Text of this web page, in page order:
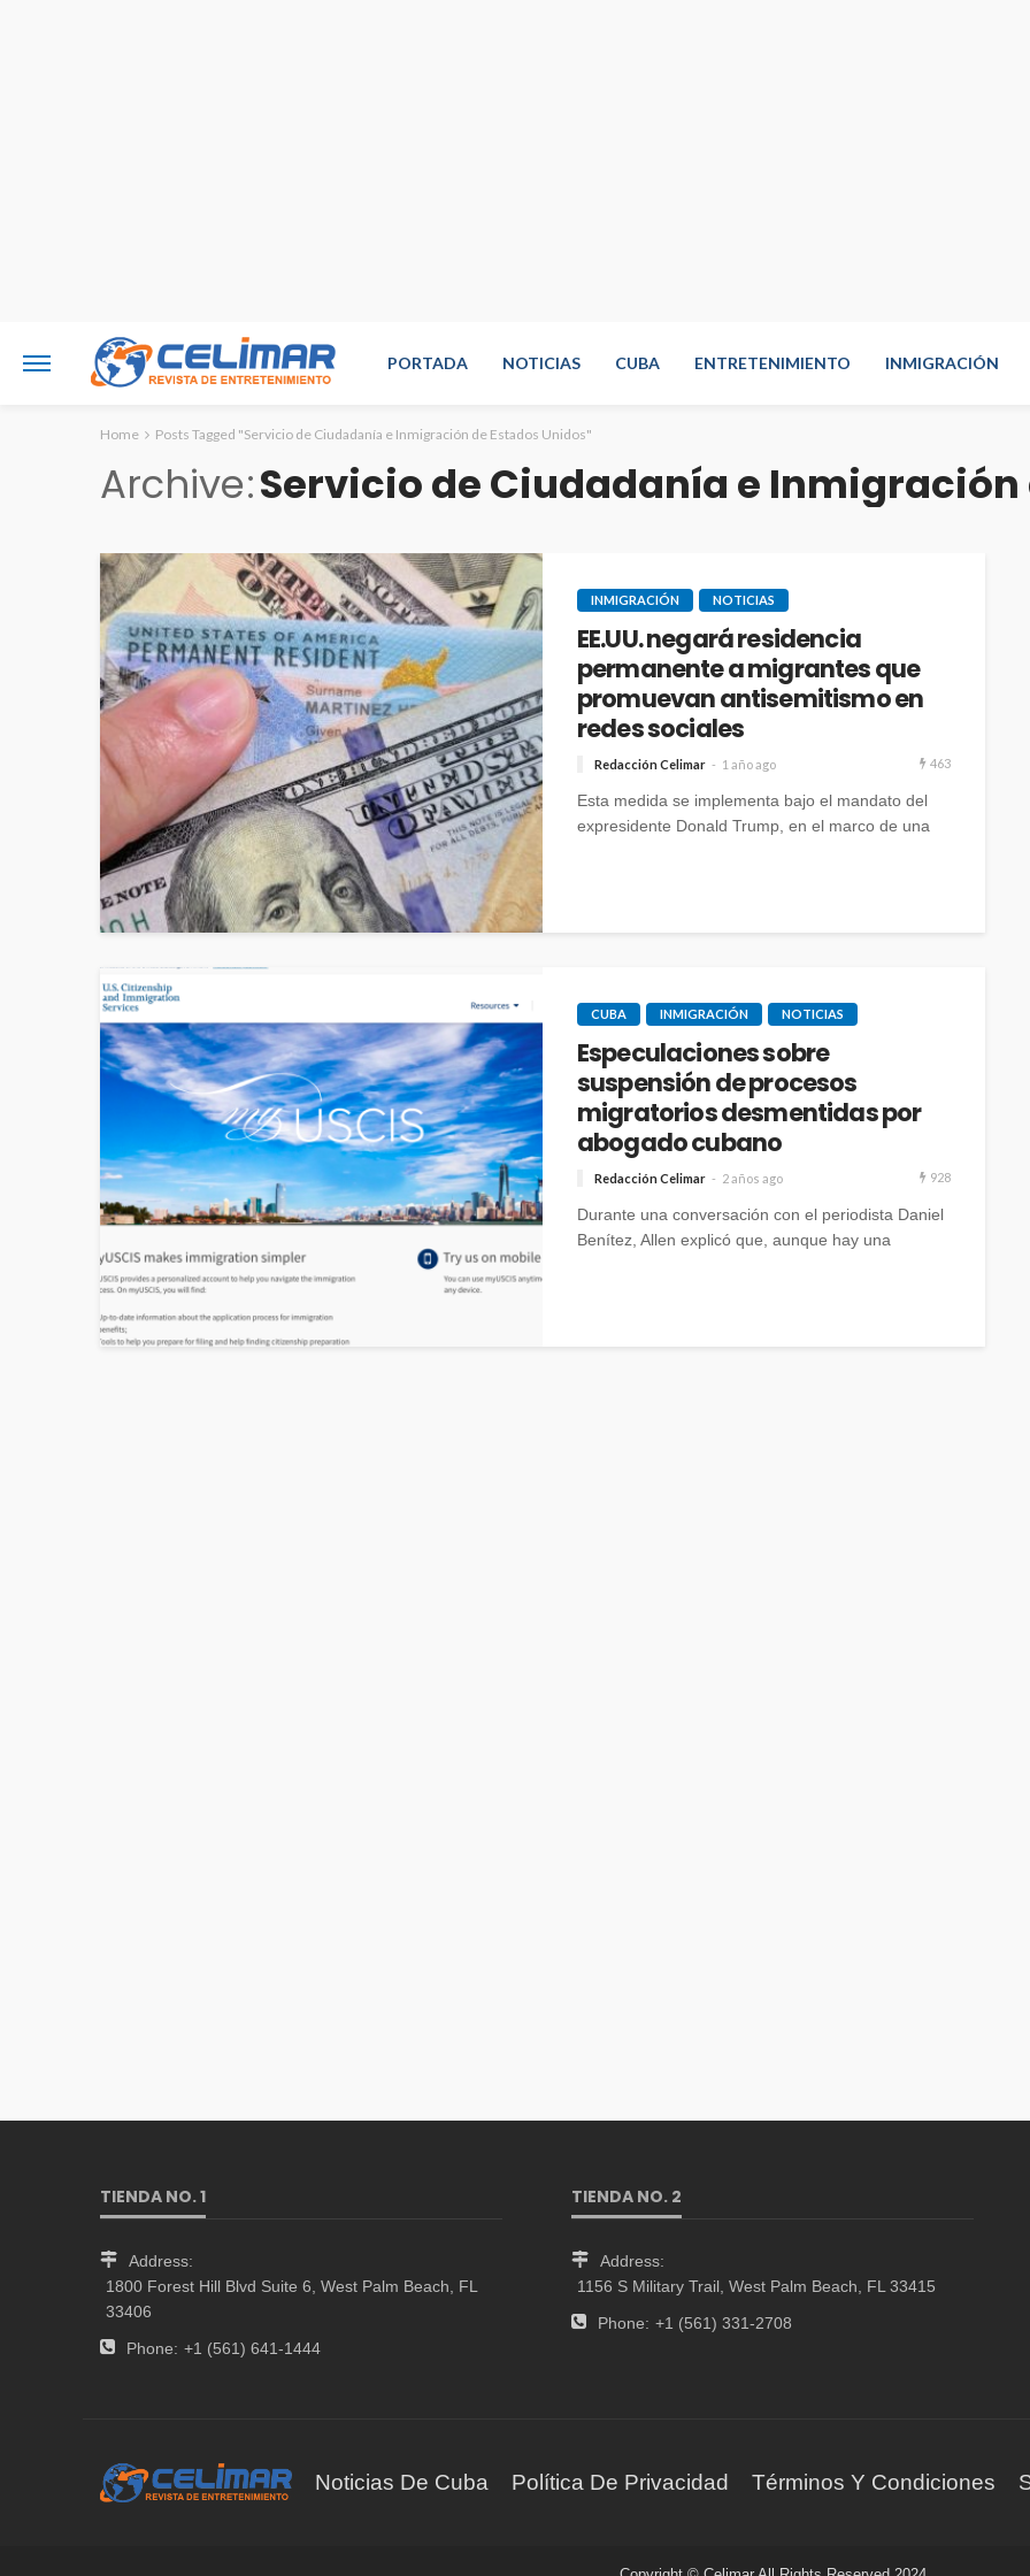
PORTADA NOTICIAS CUBA ENTRETENIMIENTO INMIGRACIÓN
Home Posts Tagged "Servicio de Ciudadanía e Inmigración de Estados Unidos"
Archive Servicio de Ciudadanía e Inmigración
INMIGRACIÓN NOTICIAS
EE.UU. negará residencia
permanente a migrantes que
promuevan antisemitismo en
redes sociales
Redacción Celimar 1 año ago 463
Esta medida se implementa bajo el mandato del
expresidente Donald Trump, en el marco de una
CUBA INMIGRACIÓN NOTICIAS
Especulaciones sobre
suspensión de procesos
migratorios desmentidas por
abogado cubano
Redacción Celimar 2 años ago 928
Durante una conversación con el periodista Daniel
Benítez, Allen explicó que, aunque hay una
Aumentan las
TIENDA NO. 1
Address:
1800 Forest Hill Blvd Suite 6, West Palm Beach, FL
33406
Phone: +1 (561) 641-1444
TIENDA NO. 2
Address:
1156 S Military Trail, West Palm Beach, FL 33415
Phone: +1 (561) 331-2708
Noticias De Cuba Política De Privacidad Términos Y Condiciones